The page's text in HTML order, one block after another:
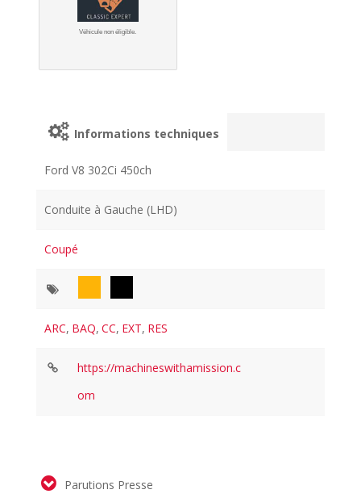
Véhicule non éligible.
Informations techniques
Ford V8 302Ci 450ch
Conduite à Gauche (LHD)
Coupé
ARC, BAQ, CC, EXT, RES
https://machineswithamission.c
om
Parutions Presse